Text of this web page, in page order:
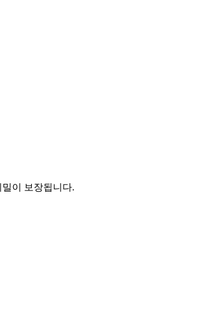
이 보장됩니다.